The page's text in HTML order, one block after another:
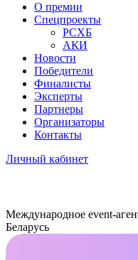
О премии
Спецпроекты
РСХБ
АКИ
Новости
Победители
Финалисты
Эксперты
Партнеры
Организаторы
Контакты
Личный кабинет
Международное event-
Беларусь